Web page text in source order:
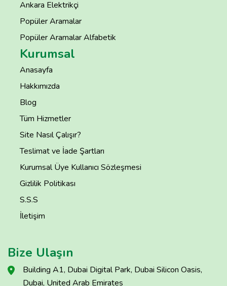
Ankara Elektrikçi
Popüler Aramalar
Popüler Aramalar Alfabetik
Kurumsal
Anasayfa
Hakkımızda
Blog
Tüm Hizmetler
Site Nasıl Çalışır?
Teslimat ve İade Şartları
Kurumsal Üye Kullanıcı Sözleşmesi
Gizlilik Politikası
S.S.S
İletişim
Bize Ulaşın
Building A1, Dubai Digital Park, Dubai Silicon Oasis,
Dubai, United Arab Emirates